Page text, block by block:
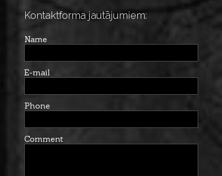
Kontaktforma jautājumiem:
Name
E-mail
Phone
Comment